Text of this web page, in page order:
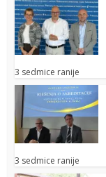
3 sedmice ranije
3 sedmice ranije